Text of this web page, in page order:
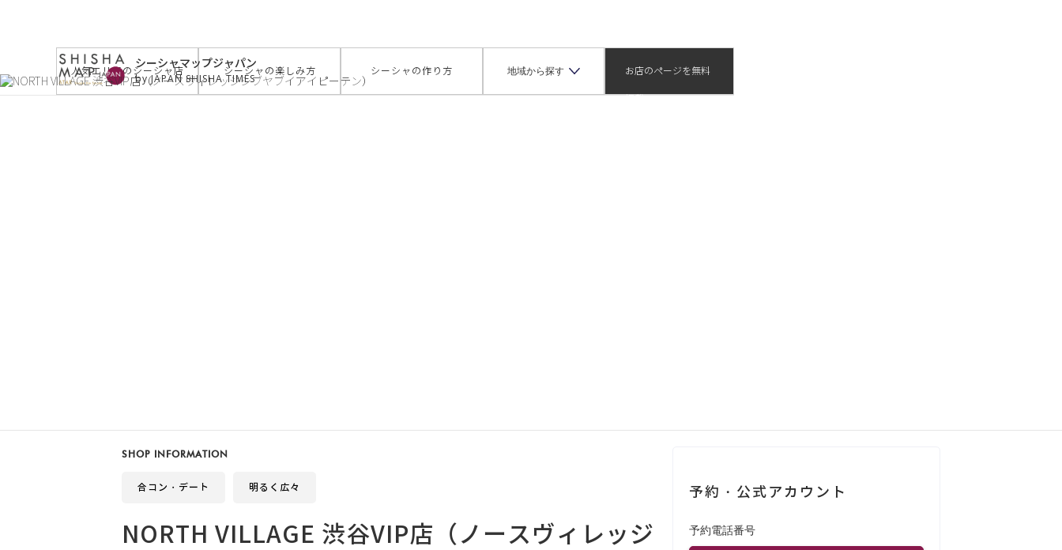
シーシャマップジャパン
by JAPAN SHISHA TIMES
人気エリアのシーシャ店 シーシャの楽しみ方 シーシャの作り方 地域から探す お店のページを無料
掲載
サイトトップ > お店を探す > NORTH VILLAGE 渋谷VIP店（ノースヴィレッジシブヤブイアイピーテン）
SHOP INFORMATION
合コン・デート 明るく広々
NORTH VILLAGE 渋谷VIP店（ノースヴィレッジ
予約・公式アカウント
予約電話番号